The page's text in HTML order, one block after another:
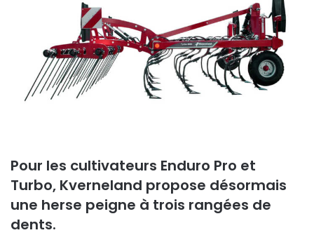
u
n
l
Pour les cultivateurs Enduro Pro et
Turbo, Kverneland propose désormais
une herse peigne à trois rangées de
dents.